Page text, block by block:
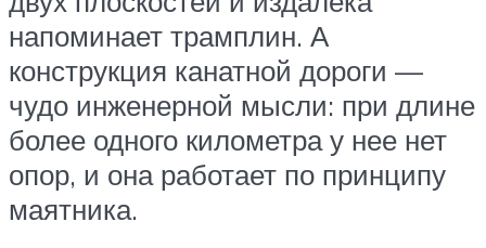
напоминает трамплин. А
конструкция канатной дороги —
чудо инженерной мысли: при длине
более одного километра у нее нет
опор, и она работает по принципу
маятника.